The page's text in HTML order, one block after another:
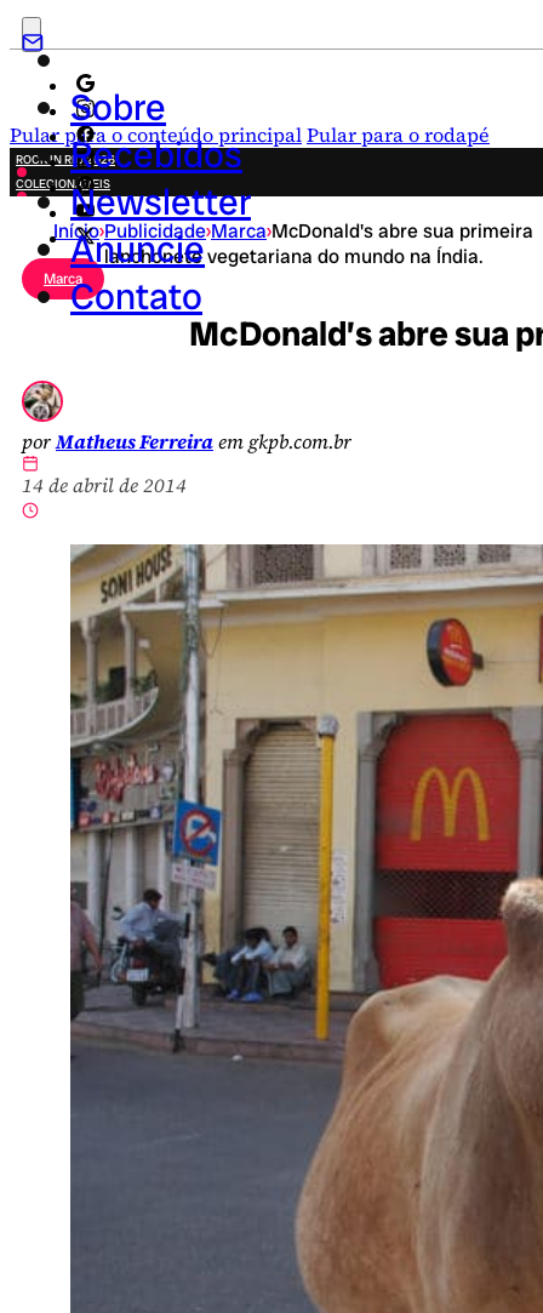
Pular para o conteúdo principalPular para o rodapé
Sobre
Recebidos
Newsletter
Anuncie
Contato
ROCK IN RIO 2026
COLECIONÁVEIS
FESTA JUNINA
NOVIDADES
CAMPANHAS CRIATIVAS
Início›Publicidade›Marca›McDonald's abre sua primeira
lanchonete vegetariana do mundo na Índia.
Marca
McDonald’s abre sua
porMatheus Ferreiraem gkpb.com.br
14 de abril de 2014